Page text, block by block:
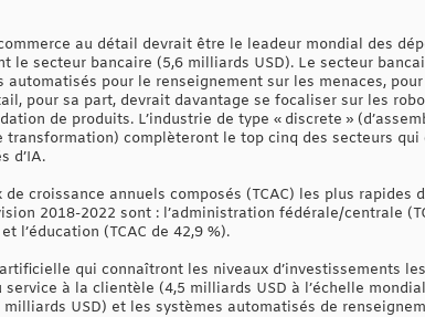
au détail devrait être le leadeur mondial des
le secteur bancaire (5,6 milliards USD). Le secteur
pour le renseignement sur les menaces, pour
pour sa part, devrait davantage se focaliser sur les
de produits. L’industrie de type « discrete »
transformation) complèteront le top cinq des secteurs
d’IA.
croissance annuels composés (TCAC) les plus rapides
2018-2022 sont : l’administration fédérale/centrale
l’éducation (TCAC de 42,9 %).
qui connaîtront les niveaux d’investissements
à la clientèle (4,5 milliards USD à l’échelle
USD) et les systèmes automatisés de